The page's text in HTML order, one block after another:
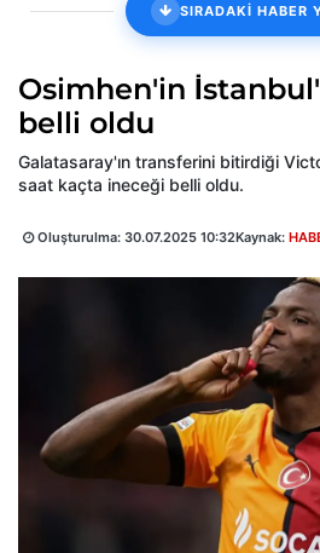
SIRADAKİ HABER
Osimhen'in
belli oldu
Galatasaray'ın transferini bitirdiği
saat kaçta ineceği belli oldu.
Oluşturulma: 30.07.2025 10:32Kaynak: